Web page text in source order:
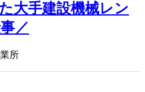
大手建設機械レン
／
所